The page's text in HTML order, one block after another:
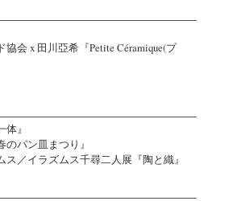
会 x 田川亞希『Petite Céramique(プ
』
パン皿まつり』
／イラズムス千尋二人展『陶と織』